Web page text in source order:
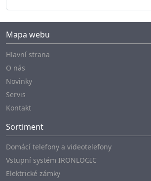
Mapa webu
Hlavní strana
O nás
Novinky
Servis
Kontakt
Sortiment
Domácí telefony a videotelefony
Vstupní systém IRONLOGIC
Elektrické zámky